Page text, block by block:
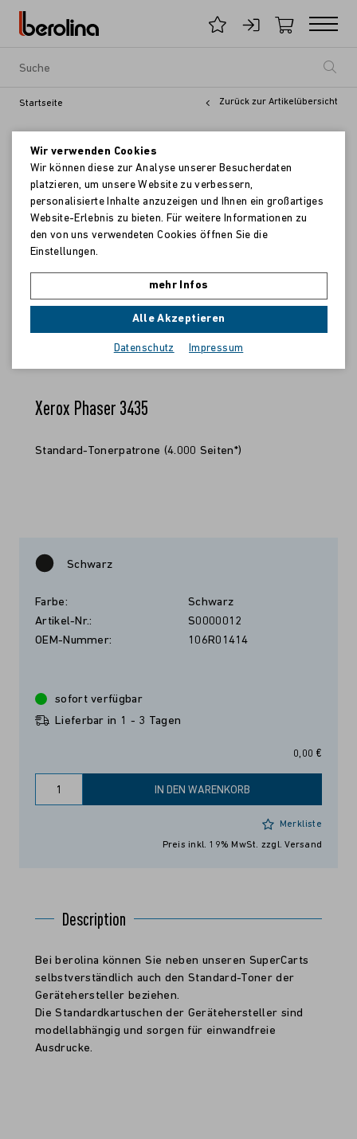
Startseite Zurück zur Artikelübersicht
Xerox Phaser 3435
Standard-Tonerpatrone (4.000 Seiten*)
Schwarz
Farbe:
Schwarz
Artikel-Nr.:
S0000012
OEM-Nummer:
106R01414
0,00 €
sofort verfügbar
Lieferbar in 1 - 3 Tagen
IN DEN WARENKORB
Merkliste
Preis inkl. 19% MwSt. zzgl. Versand
Description
Bei berolina können Sie neben unseren SuperCarts
selbstverständlich auch den Standard-Toner der
Gerätehersteller beziehen.
Die Standardkartuschen der Gerätehersteller sind
modellabhängig und sorgen für einwandfreie
Ausdrucke.
Wir verwenden Cookies
Wir können diese zur Analyse unserer Besucherdaten
platzieren, um unsere Website zu verbessern,
personalisierte Inhalte anzuzeigen und Ihnen ein großartiges
Website-Erlebnis zu bieten. Für weitere Informationen zu
den von uns verwendeten Cookies öffnen Sie die
Einstellungen.
mehr Infos
Alle Akzeptieren
Datenschutz Impressum